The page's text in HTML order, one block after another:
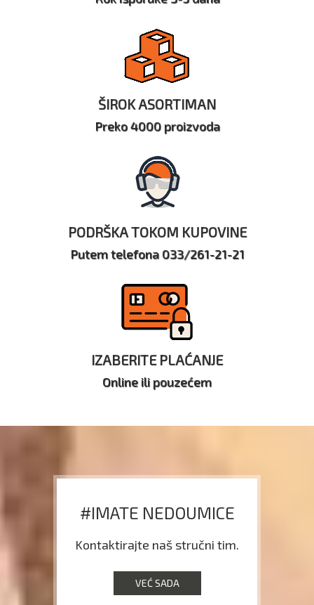
ŠIROK ASORTIMAN
Preko 4000 proizvoda
PODRŠKA TOKOM KUPOVINE
Putem telefona 033/261-21-21
IZABERITE PLAĆANJE
Online ili pouzećem
#IMATE NEDOUMICE
Kontaktirajte naš stručni tim.
VEĆ SADA